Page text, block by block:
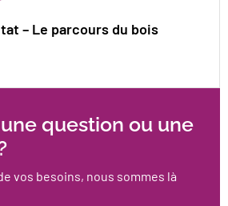
– Le parcours du bois
question ou une
vos besoins, nous sommes là